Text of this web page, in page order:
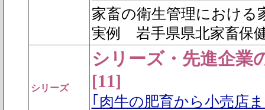
家畜の衛生管理における
実例 岩手県県北家畜保
シリーズ
シリーズ・先進企業
[11]
｢肉牛の肥育から小売店